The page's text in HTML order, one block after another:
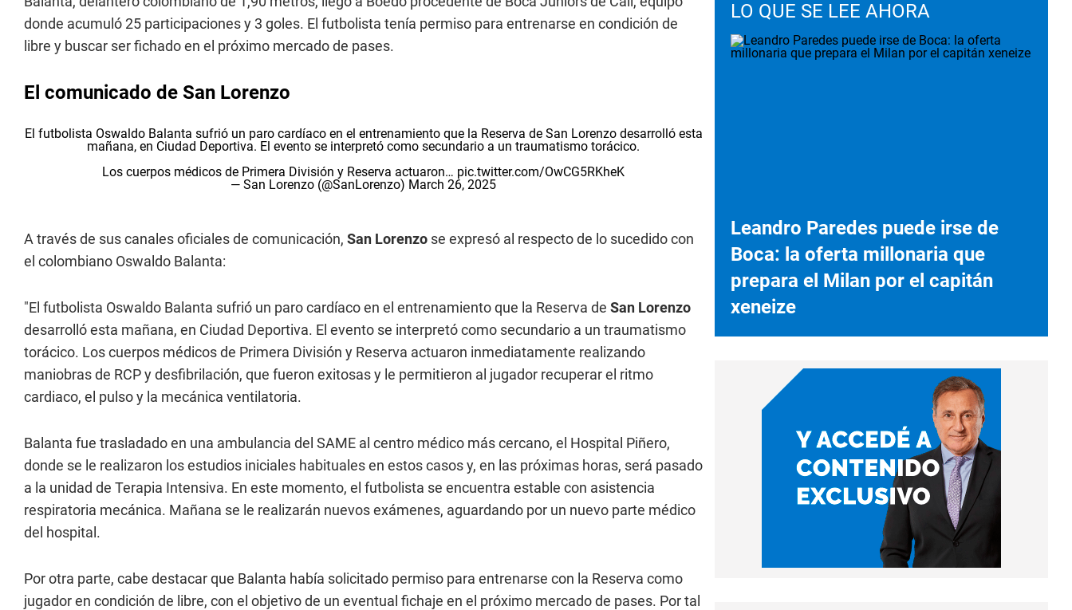
donde acumuló 25 participaciones y 3 goles. El futbolista tenía permiso para entrenarse en condición de
libre y buscar ser fichado en el próximo mercado de pases.
El comunicado de San Lorenzo
El futbolista Oswaldo Balanta sufrió un paro cardíaco en el entrenamiento que la Reserva de San Lorenzo desarrolló esta
mañana, en Ciudad Deportiva. El evento se interpretó como secundario a un traumatismo torácico.
Los cuerpos médicos de Primera División y Reserva actuaron… pic.twitter.com/OwCG5RKheK
— San Lorenzo (@SanLorenzo) March 26, 2025
A través de sus canales oficiales de comunicación, San Lorenzo se expresó al respecto de lo sucedido con
el colombiano Oswaldo Balanta:
"El futbolista Oswaldo Balanta sufrió un paro cardíaco en el entrenamiento que la Reserva de San Lorenzo
desarrolló esta mañana, en Ciudad Deportiva. El evento se interpretó como secundario a un traumatismo
torácico. Los cuerpos médicos de Primera División y Reserva actuaron inmediatamente realizando
maniobras de RCP y desfibrilación, que fueron exitosas y le permitieron al jugador recuperar el ritmo
cardiaco, el pulso y la mecánica ventilatoria.
Balanta fue trasladado en una ambulancia del SAME al centro médico más cercano, el Hospital Piñero,
donde se le realizaron los estudios iniciales habituales en estos casos y, en las próximas horas, será pasado
a la unidad de Terapia Intensiva. En este momento, el futbolista se encuentra estable con asistencia
respiratoria mecánica. Mañana se le realizarán nuevos exámenes, aguardando por un nuevo parte médico
del hospital.
Por otra parte, cabe destacar que Balanta había solicitado permiso para entrenarse con la Reserva como
jugador en condición de libre, con el objetivo de un eventual fichaje en el próximo mercado de pases. Por tal
LO QUE SE LEE AHORA
Leandro Paredes puede irse de
Boca: la oferta millonaria que
prepara el Milan por el capitán
xeneize